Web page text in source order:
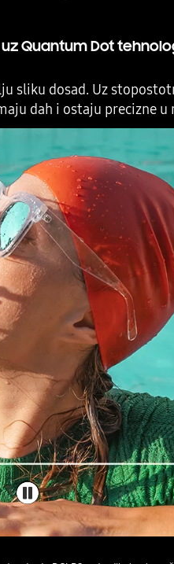
Quantum Dot
sliku dosad. Uz
dah i ostaju precizne